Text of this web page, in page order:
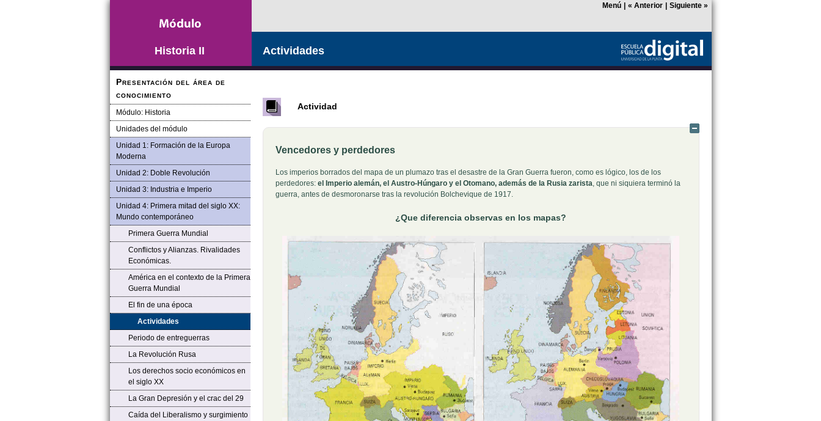
Historia II
Presentación del área de
conocimiento
Módulo: Historia
Unidades del módulo
Unidad 1: Formación de la Europa
Moderna
Unidad 2: Doble Revolución
Unidad 3: Industria e Imperio
Unidad 4: Primera mitad del siglo XX:
Mundo contemporáneo
Primera Guerra Mundial
Conflictos y Alianzas. Rivalidades
Económicas.
América en el contexto de la Primera
Guerra Mundial
El fin de una época
Actividades
Periodo de entreguerras
La Revolución Rusa
Los derechos socio económicos en
el siglo XX
La Gran Depresión y el crac del 29
Caída del Liberalismo y surgimiento
Menú « Anterior Siguiente»
Actividades
Actividad
Vencedores y perdedores
Los imperios borrados del mapa de un plumazo tras el desastre de la Gran Guerra fueron, como es lógico, los de los
perdedores: el Imperio alemán, el Austro-Húngaro y el Otomano, además de la Rusia zarista, que ni siquiera terminó la
guerra, antes de desmoronarse tras la revolución Bolchevique de 1917.
¿Que diferencia observas en los mapas?